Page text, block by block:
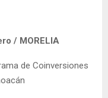
/ MORELIA
de Coinversiones